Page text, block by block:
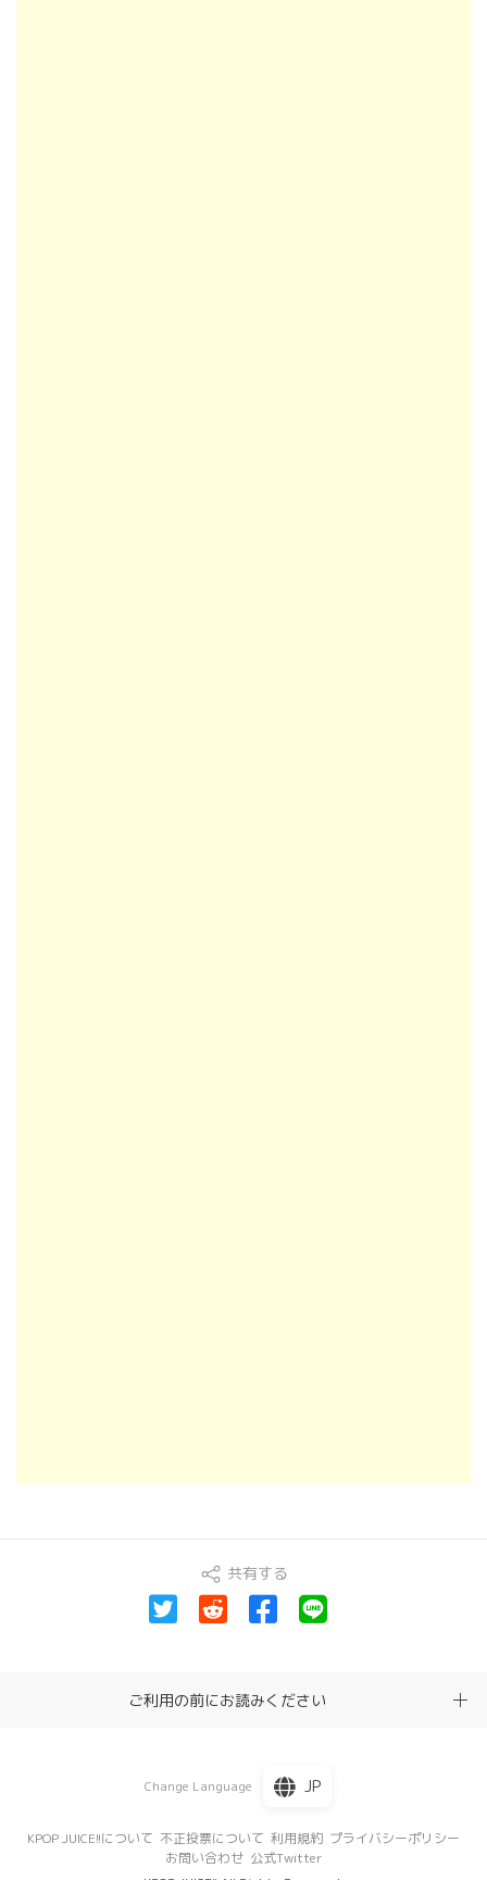
共有する
ご利用の前にお読みください
Change Language JP
KPOP JUICE!!について 不正投票について 利用規約 プライバシーポリシー
お問い合わせ 公式Twitter